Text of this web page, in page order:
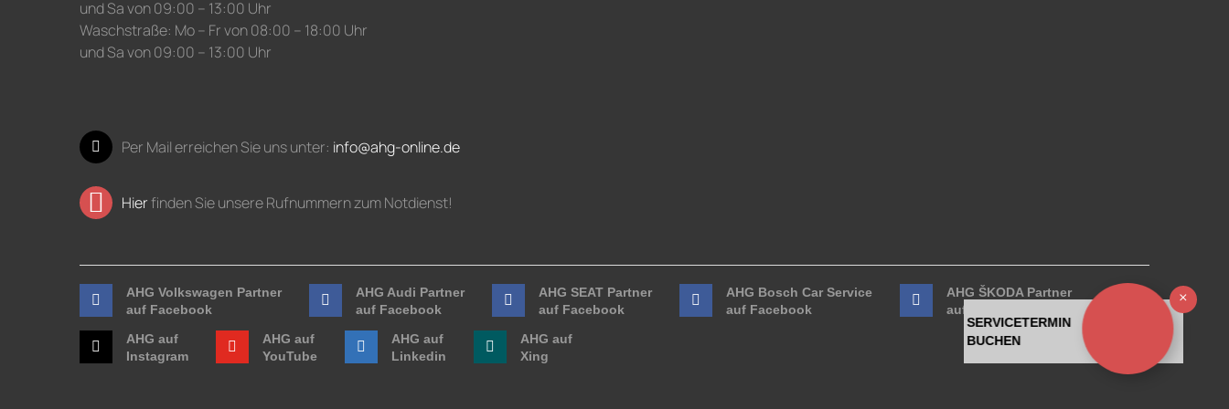
SERVICETERMIN
BUCHEN
und Sa von 09:00 – 13:00 Uhr
Waschstraße: Mo – Fr von 08:00 – 18:00 Uhr
und Sa von 09:00 – 13:00 Uhr
Per Mail erreichen Sie uns unter: info@ahg-online.de
Hierfinden Sie unsere Rufnummern zum Notdienst!
AHG Volkswagen Partner
auf Facebook
AHG Audi Partner
auf Facebook
AHG SEAT Partner
auf Facebook
AHG Bosch Car Service
auf Facebook
AHG ŠKODA Partner
auf Facebook
AHG auf
Instagram
AHG auf
YouTube
AHG auf
Linkedin
AHG auf
Xing